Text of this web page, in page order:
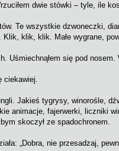
dwie stówki – tyle, ile
Te wszystkie dzwoneczki,
Klik, klik, klik. Małe wygrane,
Uśmiechnąłem się pod
ciekawiej.
Jakieś tygrysy, winorośle,
animacje, fajerwerki, liczniki
skoczył ze spadochronem.
„Dobra, nie przesadzaj,